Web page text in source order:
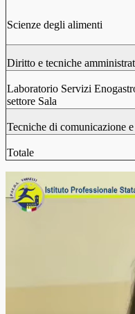
Scienze degli alimenti
Diritto e tecniche
Laboratorio Servizi
settore Sala
Tecniche di comunicazione
Totale